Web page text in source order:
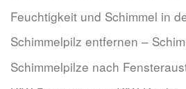
Feuchtigkeit und Schimmel in
Schimmelpilz entfernen –
Schimmelpilze nach